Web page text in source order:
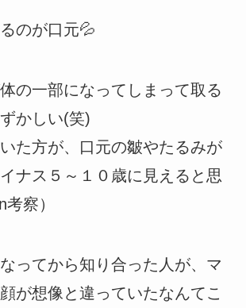
のが口元💦
の一部になってしまって取る
かしい(笑)
た方が、口元の皺やたるみが
ナス５～１０歳に見えると思
察）
ってから知り合った人が、マ
が想像と違っていたなんてこ